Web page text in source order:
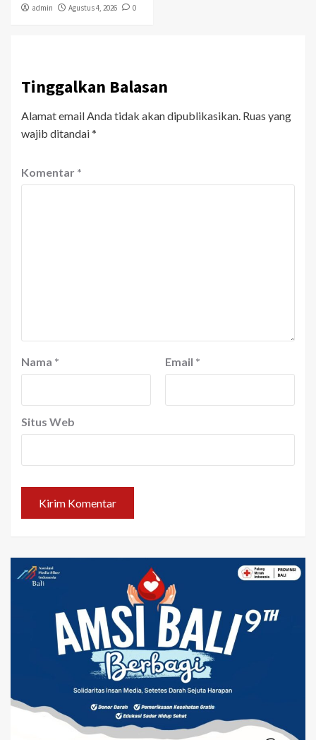
admin Agustus 4, 2026 0
Tinggalkan Balasan
Alamat email Anda tidak akan dipublikasikan. Ruas yang
wajib ditandai*
Komentar *
Nama * Email *
Situs Web